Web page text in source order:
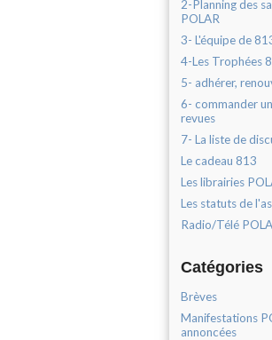
2-Planning des
POLAR
3- L'équipe de
4-Les Trophées
5- adhérer,
6- commander
revues
7- La liste de
Le cadeau 813
Les librairies
Les statuts de
Radio/Télé
Catégories
Brèves
Manifestations
annoncées